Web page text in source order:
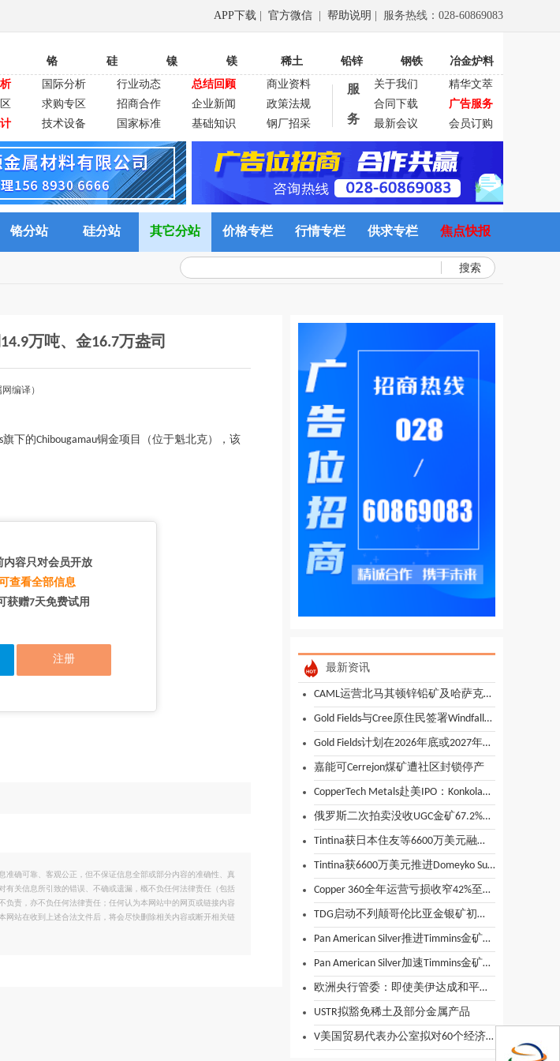
APP下载 官方微信 帮助说明 | 服务热线：028-60869083
铬 硅 镍 镁 稀土 铅锌 钢铁 冶金炉料
国际分析 行业动态 总结回顾
商业资料
求购专区 招商合作 企业新闻
政策法规
技术设备 国家标准 基础知识 钢厂招采
服
务
关于我们
精华文萃
合同下载
广告服务
最新会议
会员订购
铬分站 硅分站 其它分站 价格专栏 行情专栏 供求专栏 焦点快报
搜索
万吨、金16.7万盎司
编译）
下的Chibougamau铜金项目（位于魁北克），该
内容只对会员开放
查看全部信息
获赠7天免费试用
注册
确可靠、客观公正，但不保证信息全部或部分内容的准确性、真
关信息所引致的错误、不确或遗漏，概不负任何法律责任（包括
责，亦不负任何法律责任；任何认为本网站中的网页或链接内容
站在收到上述合法文件后，将会尽快删除相关内容或断开相关链
最新资讯
CAML运营北马其顿锌铅矿及哈萨克斯坦铜矿 2026年产量指引铜1.2-1.3万吨
Gold Fields与Cree原住民签署Windfall金矿IBA协议
Gold Fields计划在2026年底或2027年初将Windfall金矿项目投产
嘉能可Cerrejon煤矿遭社区封锁停产
CopperTech Metals赴美IPO：Konkola铜矿年营收13.3亿美元
俄罗斯二次拍卖没收UGC金矿67.2%股份
Tintina获日本住友等6600万美元融资 智利铜金项目获重大推进
Tintina获6600万美元推进Domeyko Sulfuros铜金矿 买断少数股东权益
Copper 360全年运营亏损收窄42%至2.13亿兰特
TDG启动不列颠哥伦比亚金银矿初步经济评估
Pan American Silver推进Timmins金矿扩建 新资源支持矿山寿命延长
Pan American Silver加速Timmins金矿区勘探 2026年计划钻探11.8万米
欧洲央行管委：即使美伊达成和平协议，也不会削弱加息理由
USTR拟豁免稀土及部分金属产品
V美国贸易代表办公室拟对60个经济体加征强迫劳动关税 税率10%-12.5%